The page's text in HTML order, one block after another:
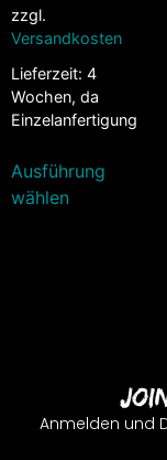
zzgl.
Versandkosten
Lieferzeit: 4
Wochen, da
Einzelanfertigung
Ausführung
wählen
Anmelden und